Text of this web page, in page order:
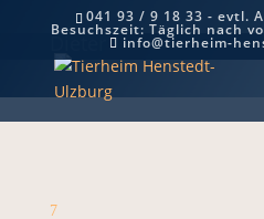
041 93 / 9 18 33 - evtl.
Besuchszeit: Täglich nach
info@tierheim-
Dieter
7